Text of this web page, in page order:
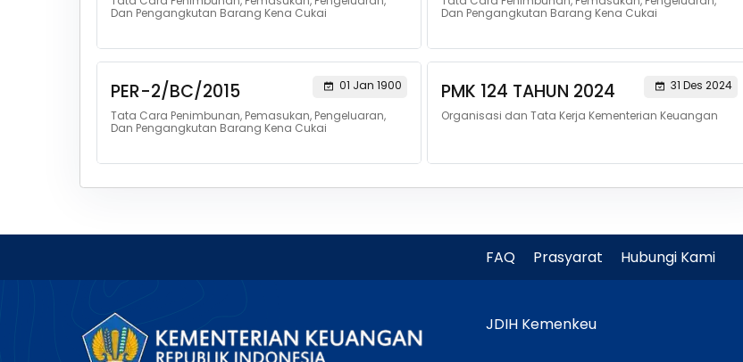
Dan Pengangkutan Barang Kena Cukai
Dan Pengangkutan Barang Kena Cukai
PER-2/BC/2015
01 Jan 1900
Tata Cara Penimbunan, Pemasukan, Pengeluaran,
Dan Pengangkutan Barang Kena Cukai
PMK 124 TAHUN 2024
31 Des 2024
Organisasi dan Tata Kerja Kementerian Keuangan
FAQ Prasyarat Hubungi Kami
JDIH Kemenkeu